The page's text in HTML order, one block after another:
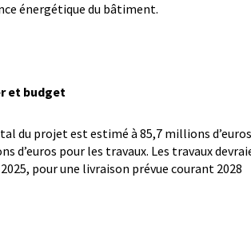
énergétique du bâtiment.
et budget
du projet est estimé à 85,7 millions
d’euros pour les travaux. Les travaux
pour une livraison prévue courant 2028